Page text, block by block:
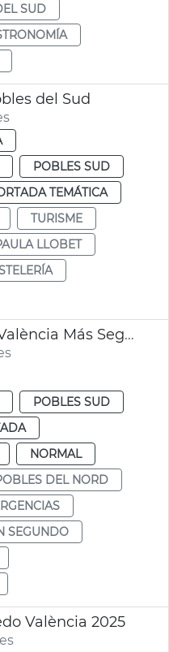
SUD
del Sud
POBLES SUD
TEMÁTICA
TURISME
LLOBET
Inicio campaña Plan València Más Segura en pedanías
POBLES SUD
NORMAL
DEL NORD
SEGUNDO
València 2025